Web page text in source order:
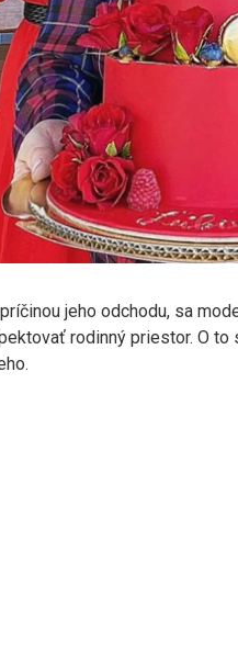
jeho odchodu, sa
rodinný priestor. O